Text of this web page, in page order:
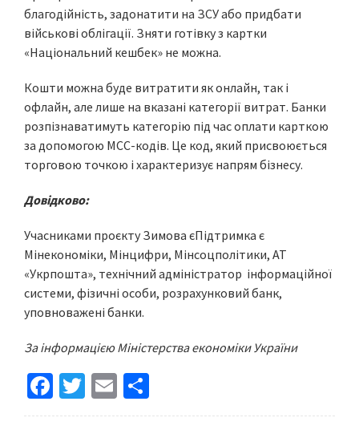
благодійність, задонатити на ЗСУ або придбати
військові облігації. Зняти готівку з картки
«Національний кешбек» не можна.
Кошти можна буде витратити як онлайн, так і
офлайн, але лише на вказані категорії витрат. Банки
розпізнаватимуть категорію під час оплати карткою
за допомогою МСС-кодів. Це код, який присвоюється
торговою точкою і характеризує напрям бізнесу.
Довідково:
Учасниками проєкту Зимова єПідтримка є
Мінекономіки, Мінцифри, Мінсоцполітики, АТ
«Укрпошта», технічний адміністратор інформаційної
системи, фізичні особи, розрахунковий банк,
уповноважені банки.
За інформацією Міністерства економіки України
Fa
ce
T
wi
E
m h